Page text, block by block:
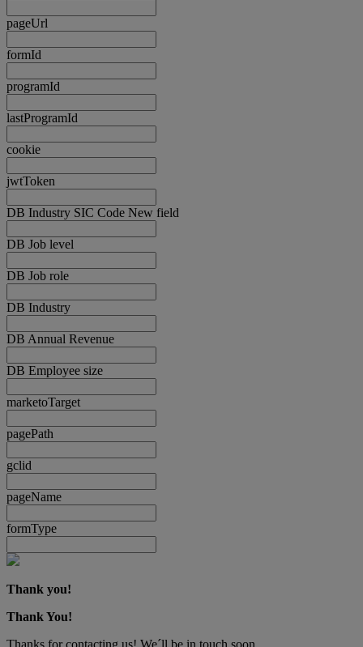
pageUrl
formId
programId
lastProgramId
cookie
jwtToken
DB Industry SIC Code New field
DB Job level
DB Job role
DB Industry
DB Annual Revenue
DB Employee size
marketoTarget
pagePath
gclid
pageName
formType
Thank you!
Thank You!